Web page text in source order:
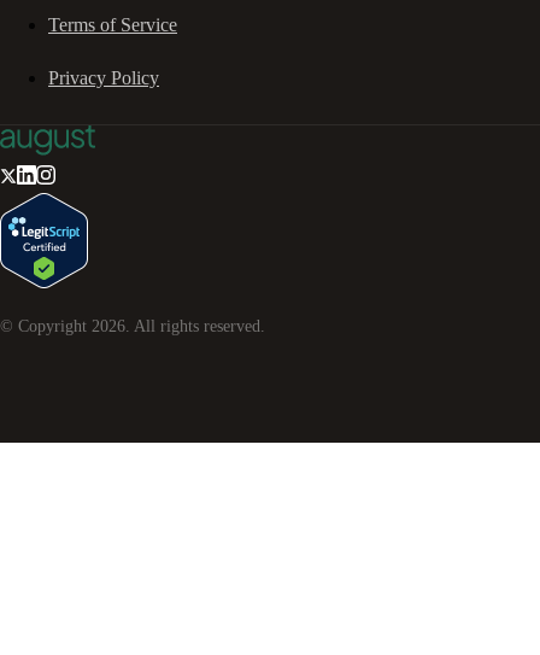
Terms of Service
Privacy Policy
© Copyright 2026 . All rights reserved.